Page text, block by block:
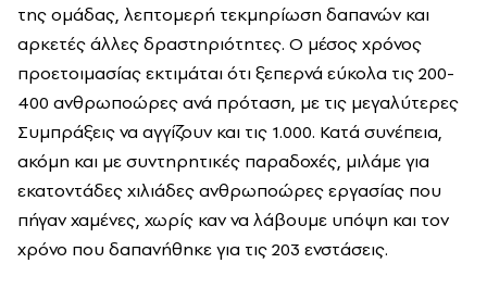
της ομάδας, λεπτομερή τεκμηρίωση δαπανών και
αρκετές άλλες δραστηριότητες. Ο μέσος χρόνος
προετοιμασίας εκτιμάται ότι ξεπερνά εύκολα τις 200-
400 ανθρωποώρες ανά πρόταση, με τις μεγαλύτερες
Συμπράξεις να αγγίζουν και τις 1.000. Κατά συνέπεια,
ακόμη και με συντηρητικές παραδοχές, μιλάμε για
εκατοντάδες χιλιάδες ανθρωποώρες εργασίας που
πήγαν χαμένες, χωρίς καν να λάβουμε υπόψη και τον
χρόνο που δαπανήθηκε για τις 203 ενστάσεις.